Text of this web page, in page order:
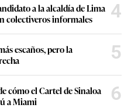
a la alcaldía de Lima
colectiveros informales
4
escaños, pero la
5
cómo el Cartel de Sinaloa
a Miami
6